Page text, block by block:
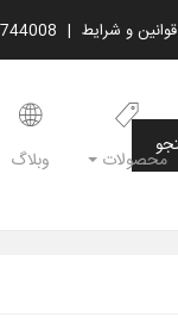
قوانین و شرایط |
محصولات وبلاگ